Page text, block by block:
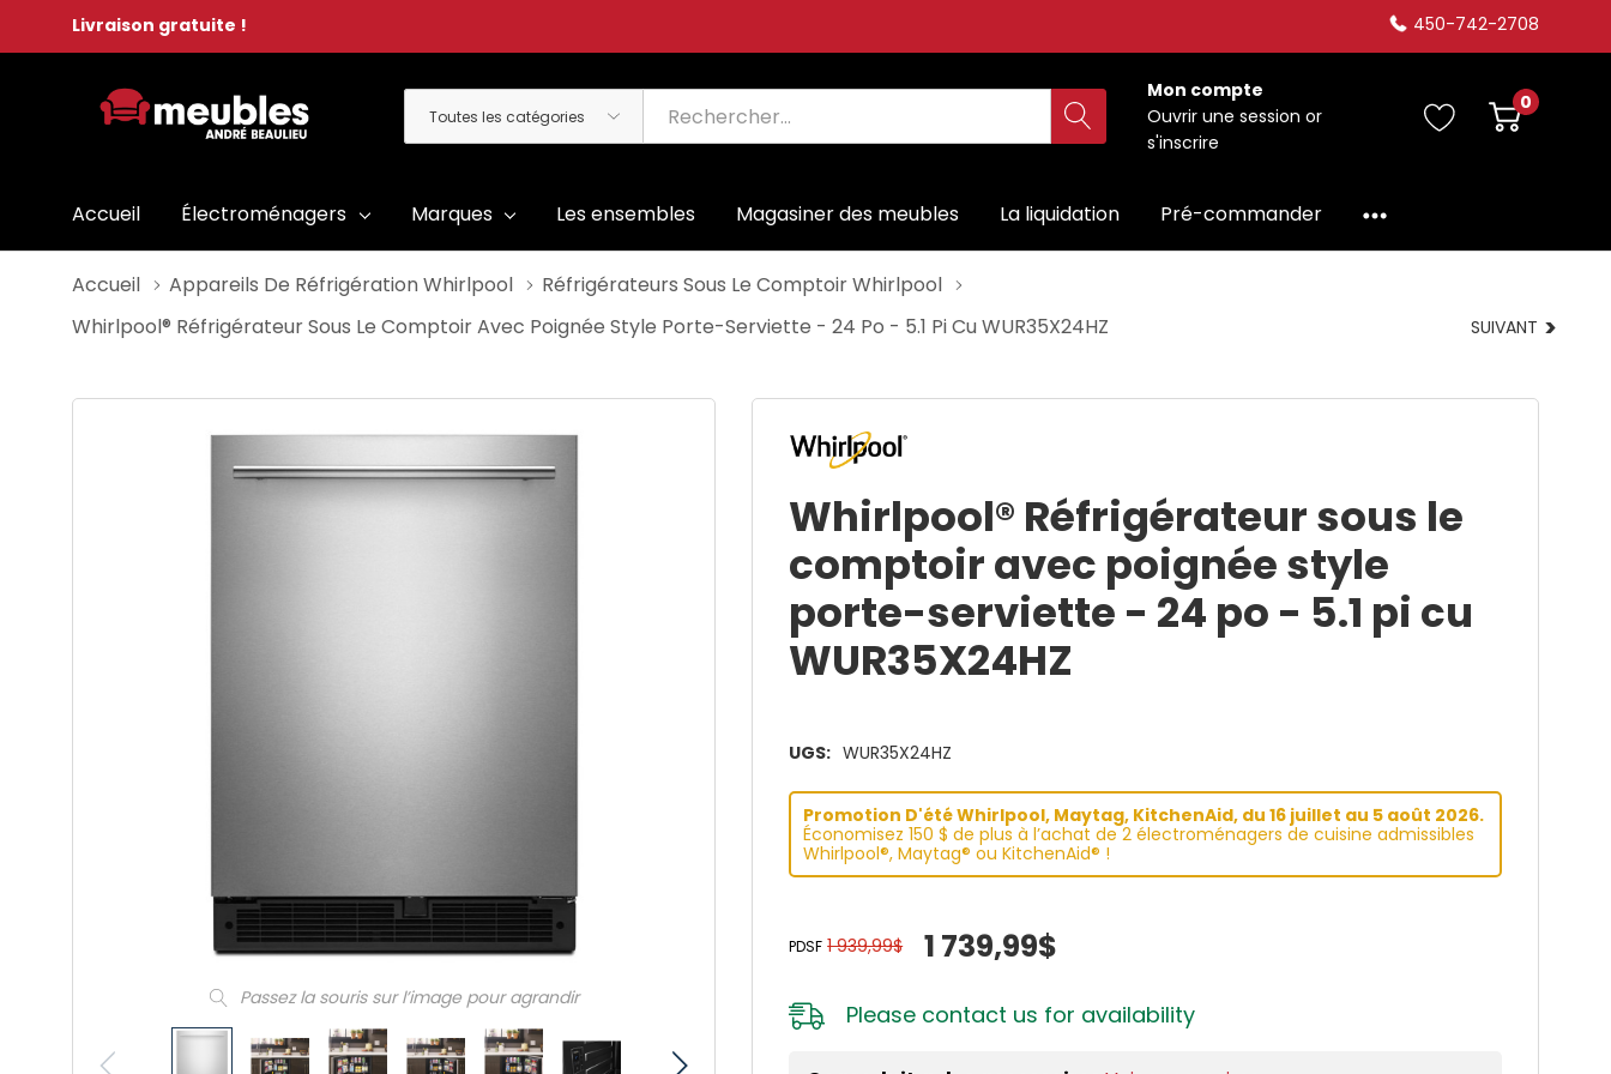
Livraison gratuite ! 450-742-2708
Toutes
les
Rechercher
Mon compte
Ouvrir une session or
s'inscrire
0
Accueil Électroménagers Marques Les ensembles Magasiner des meubles La liquidation Pré-commander
Accueil Appareils De Réfrigération Whirlpool
Réfrigérateurs Sous Le Comptoir Whirlpool
Whirlpool® Réfrigérateur Sous Le Comptoir Avec Poignée Style Porte-Serviette - 24 Po - 5.1 Pi Cu WUR35X24HZ
Passez la souris sur l’image pour agrandir
SUIVANT
Whirlpool® Réfrigérateur sous le
comptoir avec poignée style
porte-serviette - 24 po - 5.1 pi cu
WUR35X24HZ
UGS: WUR35X24HZ
Promotion D'été Whirlpool, Maytag, KitchenAid, du 16 juillet au 5 août 2026.
Économisez 150 $ de plus à l’achat de 2 électroménagers de cuisine admissibles
Whirlpool®, Maytag® ou KitchenAid® !
PDSF 1 939,99$ 1 739,99$
Please contact us for availability